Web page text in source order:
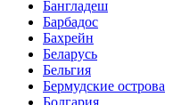
Бангладеш
Барбадос
Бахрейн
Беларусь
Бельгия
Бермудские острова
Болгария